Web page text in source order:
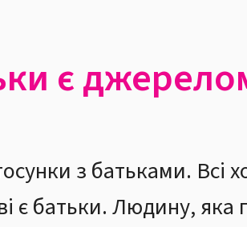
є
з батьками. Всі
є батьки. Людину, яка